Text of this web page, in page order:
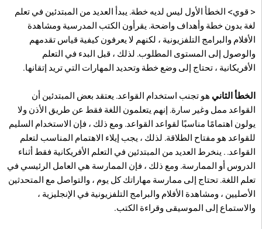
< قوي> الخطأ الأول ليس لديه خطة. يبدأ العديد من المبتدئين في تعلم
لغة بدون خطة وأهداف واضحة. يقرأون الكتب المدرسية ومشاهدة
الأفلام والبرامج التلفزيونية ، لكنهم لا يعرفون كيفية قياس تقدمهم
والوصول إلى المستوى المطلوب. لذلك ، قبل البدء في التعلم
الأفريكانية ، تحتاج إلى وضع خطة وتحديد المهارات التي تريد إتقانها.
الخطأ الثاني هو تجنب استخدام القواعد. يعتقد بعض المبتدئين أن
القواعد ممل وغير سارة. إنهم يتعلمون اللغة فقط عن طريق الأذن ولا
يولون اهتمامًا مناسبًا لقواعد القواعد. ومع ذلك ، فإن الاستخدام السليم
للقواعد هو مفتاح الطلاقة. لذلك ، يجب إيلاء الاهتمام المناسب لتعلم
القواعد. . ينخرط العديد من المبتدئين في التعلم الأفريكانية فقط أثناء
الدروس أو الممارسة. ومع ذلك ، فإن الممارسة هي العامل الرئيسي في
تعلم اللغة. تحتاج إلى ممارسة مهاراتك كل يوم ، والتواصل مع المتحدثين
الأصليين ، ومشاهدة الأفلام والبرامج التلفزيونية في الإنجليزية ،
والاستماع إلى الموسيقى وقراءة الكتب.